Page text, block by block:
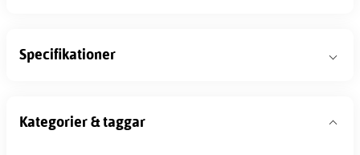
Specifikationer
Kategorier & taggar